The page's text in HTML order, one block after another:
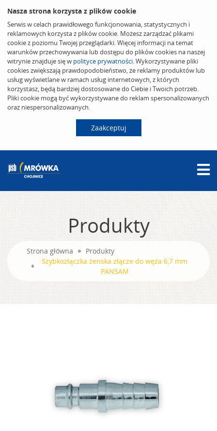
Nasza strona korzysta z plików cookie
Serwis w celach prawidłowego funkcjonowania, statystycznych i
reklamowych korzysta z plików cookie. Możesz zarządzać plikami
cookie z poziomu Twojej przeglądarki. Więcej informacji na temat
warunków przechowywania lub dostępu do plików cookies na naszej
witrynie znajduje się w polityce prywatności. Wykorzystywane pliki
cookies zwiększają prawdopodobieństwo, że reklamy produktów lub
usług wyświetlane w ramach usług internetowych, z których
korzystasz, będą bardziej dostosowane do Ciebie i Twoich potrzeb.
Pliki cookie mogą być wykorzystywane do reklam spersonalizowanych
oraz niespersonalizowanych.
Zaakceptuj
Produkty
Strona główna
Produkty
Szybkozłączka żenska złącze do węża 6,7 mm
PANSAM